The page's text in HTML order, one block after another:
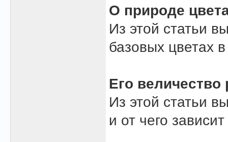
О природе
Из этой статьи
базовых цветах
Его величество
Из этой статьи
и от чего